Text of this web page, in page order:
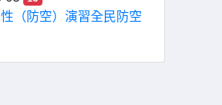
（防空）演習全民防空